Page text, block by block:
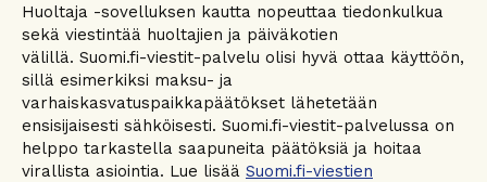
Huoltaja -sovelluksen kautta nopeuttaa tiedonkulkua
sekä viestintää huoltajien ja päiväkotien
välillä. Suomi.fi-viestit-palvelu olisi hyvä ottaa käyttöön,
sillä esimerkiksi maksu- ja
varhaiskasvatuspaikkapäätökset lähetetään
ensisijaisesti sähköisesti. Suomi.fi-viestit-palvelussa on
helppo tarkastella saapuneita päätöksiä ja hoitaa
virallista asiointia. Lue lisää Suomi.fi-viestien